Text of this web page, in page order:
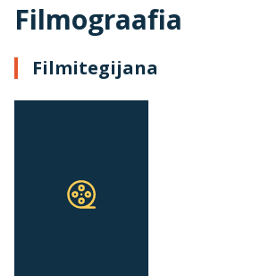
Filmograafia
Filmitegijana